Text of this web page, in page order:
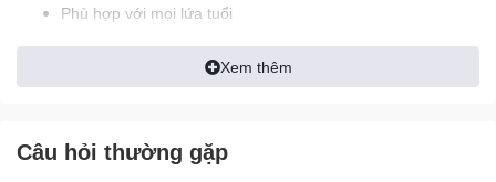
Phù hợp với mọi lứa tuổi
======================================
- Màu sắc: Nâu, đen, nâu đỏ
Xem thêm
Câu hỏi thường gặp